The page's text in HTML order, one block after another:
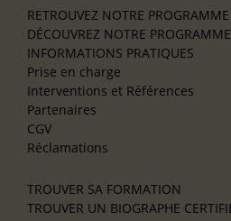
RETROUVEZ NOTRE
DÉCOUVREZ NOTRE
INFORMATIONS PRATIQUES
Prise en charge
Interventions et Références
Partenaires
CGV
Réclamations
TROUVER SA FORMATION
TROUVER UN BIOGRAPHE